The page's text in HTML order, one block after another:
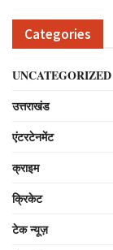
Categories
UNCATEGORIZED
उत्तराखंड
एंटरटेनमेंट
क्राइम
क्रिकेट
टेक न्यूज़